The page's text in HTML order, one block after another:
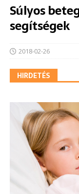
Súlyos
segítségek
2018-02-26
HIRDETÉS